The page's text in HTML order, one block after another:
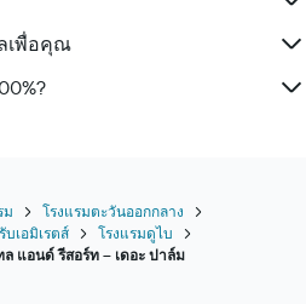
เพื่อคุณ
ม
โรงแรมตะวันออกกลาง
เอมิเรตส์
โรงแรมดูไบ
ล แอนด์ รีสอร์ท – เดอะ ปาล์ม